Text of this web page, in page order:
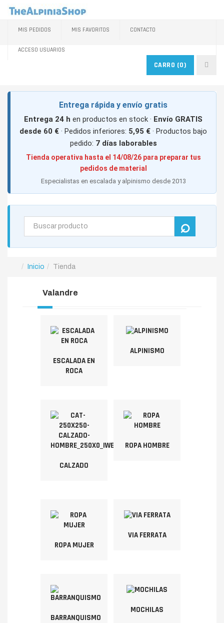
MIS PEDIDOS MIS FAVORITOS CONTACTO
ACCESO USUARIOS
CARRO (0)
Entrega rápida y envío gratis
Entrega 24 h en productos en stock · Envío GRATIS
desde 60 € · Pedidos inferiores: 5,95 € · Productos bajo
pedido: 7 días laborables
Tienda operativa hasta el 14/08/26 para preparar tus
pedidos de material
Especialistas en escalada y alpinismo desde 2013
Inicio Tienda
Valandre
ESCALADA EN
ROCA
ALPINISMO
CALZADO
ROPA HOMBRE
ROPA MUJER
VIA FERRATA
BARRANQUISMO
MOCHILAS